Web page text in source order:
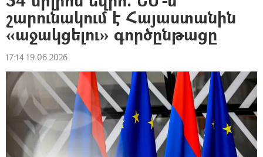
շարունակում է Հայաստանին
«աջակցելու» գործընթացը
17:14 19.06.2026